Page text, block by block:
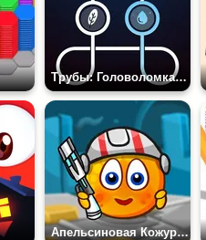
Трубы: Головоломка с Поливом
Апельсиновая Кожура: Космос